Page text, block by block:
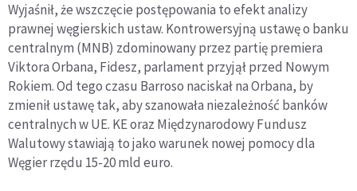
Wyjaśnił, że wszczęcie postępowania to efekt analizy
prawnej węgierskich ustaw. Kontrowersyjną ustawę o banku
centralnym (MNB) zdominowany przez partię premiera
Viktora Orbana, Fidesz, parlament przyjął przed Nowym
Rokiem. Od tego czasu Barroso naciskał na Orbana, by
zmienił ustawę tak, aby szanowała niezależność banków
centralnych w UE. KE oraz Międzynarodowy Fundusz
Walutowy stawiają to jako warunek nowej pomocy dla
Węgier rzędu 15-20 mld euro.